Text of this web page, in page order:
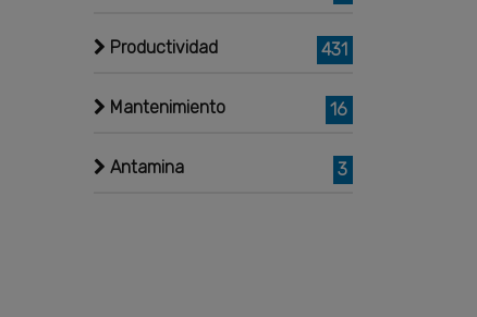
Productividad 431
Mantenimiento 16
Antamina 3